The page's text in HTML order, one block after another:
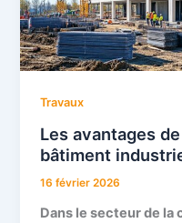
Travaux
Les avantages
bâtiment
16 février 2026
Dans le secteur de